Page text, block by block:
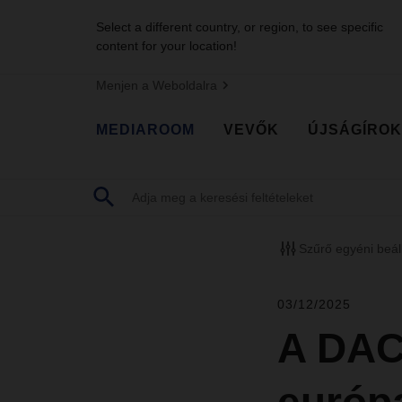
Select a different country, or region, to see specific
content for your location!
Menjen a Weboldalra
MEDIAROOM VEVŐK ÚJSÁGÍROK
Szűrő egyéni
03/12/2025
A